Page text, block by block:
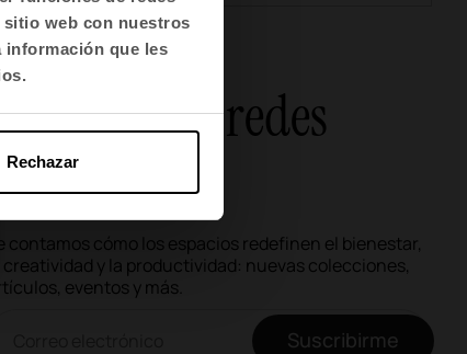
web con nuestros
información que les
Rechazar
y redes
contamos cómo los espacios redefinen el bienestar,
creatividad y la productividad: nuevas colecciones,
eventos y más.
Suscribirme